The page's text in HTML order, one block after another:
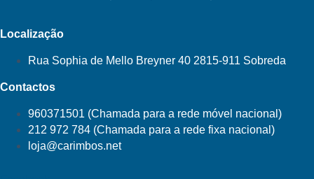
Localização
Rua Sophia de Mello Breyner 40 2815-911 Sobreda
Contactos
960371501 (Chamada para a rede móvel nacional)
212 972 784 (Chamada para a rede fixa nacional)
loja@carimbos.net